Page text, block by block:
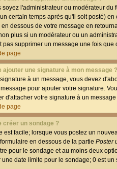
soyez l'administrateur ou modérateur
certain temps après qu'il soit posté) en
dessous de votre message en
plus si un modérateur ou un
pas supprimer un message une fois que
page
ajouter une signature à mon message ?
à un message, vous devez
pour ajouter votre signature.
d'attacher votre signature à un
page
créer un sondage ?
est facile; lorsque vous postez un
en dessous de la partie Poster
pour le sondage et au moins deux
date limite pour le sondage; 0 est